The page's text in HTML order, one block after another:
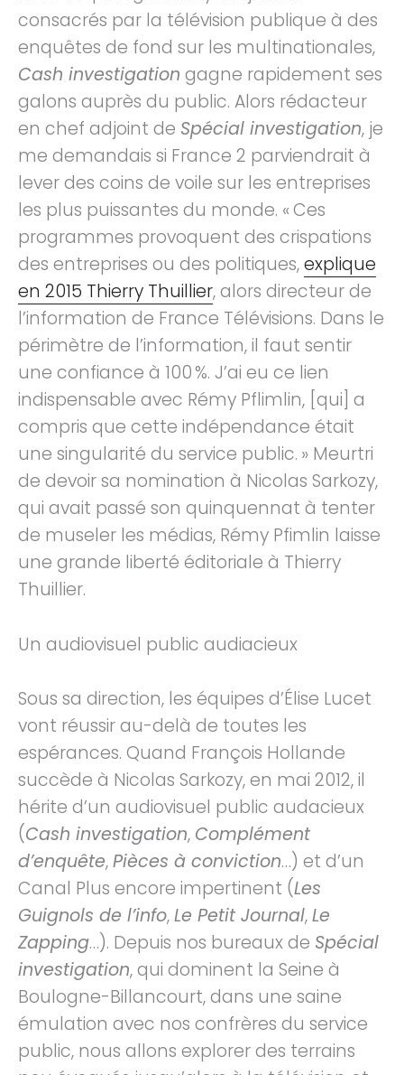
consacrés par la télévision publique à des
enquêtes de fond sur les multinationales,
Cash investigation gagne rapidement ses
galons auprès du public. Alors rédacteur
en chef adjoint de Spécial investigation, je
me demandais si France 2 parviendrait à
lever des coins de voile sur les entreprises
les plus puissantes du monde. « Ces
programmes provoquent des crispations
des entreprises ou des politiques,explique
en 2015 Thierry Thuillier, alors directeur de
l’information de France Télévisions. Dans le
périmètre de l’information, il faut sentir
une confiance à 100 %. J’ai eu ce lien
indispensable avec Rémy Pflimlin, [qui] a
compris que cette indépendance était
une singularité du service public. » Meurtri
de devoir sa nomination à Nicolas Sarkozy,
qui avait passé son quinquennat à tenter
de museler les médias, Rémy Pfimlin laisse
une grande liberté éditoriale à Thierry
Thuillier.
Un audiovisuel public audiacieux
Sous sa direction, les équipes d’Élise Lucet
vont réussir au-delà de toutes les
espérances. Quand François Hollande
succède à Nicolas Sarkozy, en mai 2012, il
hérite d’un audiovisuel public audacieux
(Cash investigation, Complément
d’enquête,Pièces à conviction…) et d’un
Canal Plus encore impertinent (Les
Guignols de l’info,Le Petit Journal,Le
Zapping…). Depuis nos bureaux de Spécial
investigation, qui dominent la Seine à
Boulogne-Billancourt, dans une saine
émulation avec nos confrères du service
public, nous allons explorer des terrains